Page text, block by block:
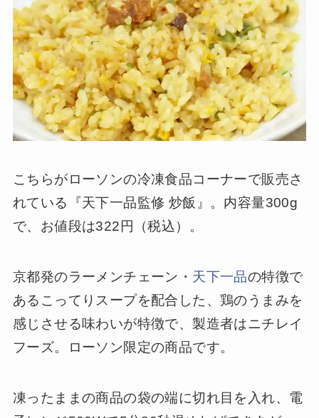
こちらがローソンの冷凍食品コーナーで販売さ
れている『天下一品監修 炒飯』。内容量300g
で、お値段は322円（税込）。
京都発のラーメンチェーン・ 天下一品の特徴で
あるこってりスープを配合した、鶏のうまみを
感じさせる味わいが特徴で、製造者はニチレイ
フーズ。ローソン限定の商品です。
凍ったままの商品の袋の端に切れ目を入れ、電